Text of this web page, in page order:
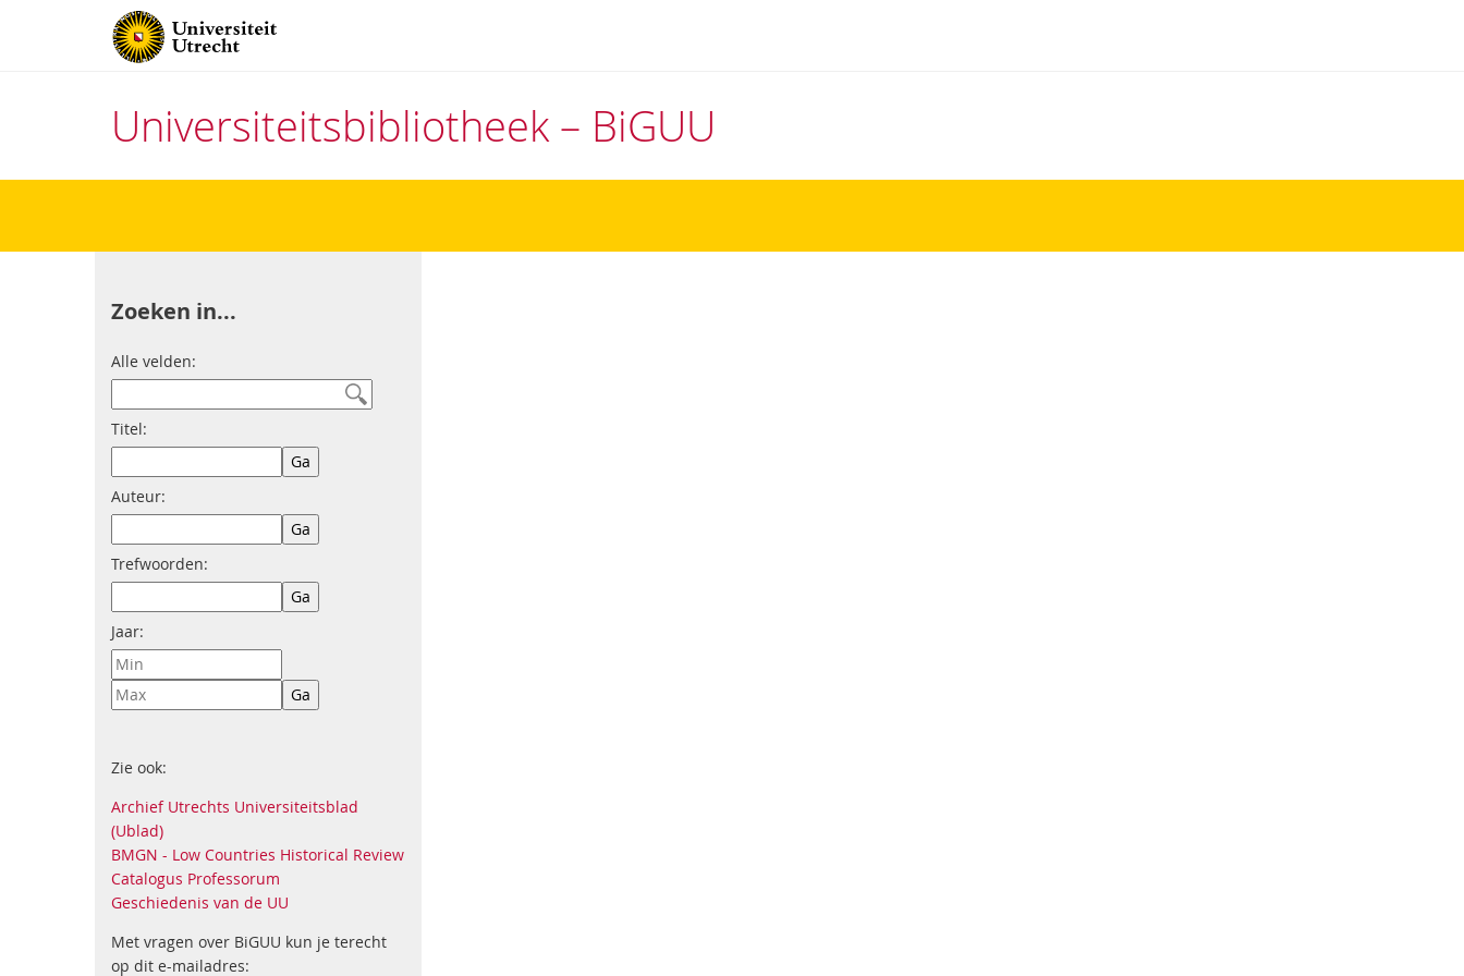
Universiteitsbibliotheek – BiGUU
Zoeken in...
Alle velden:
Titel:
Auteur:
Trefwoorden:
Jaar:
Zie ook:
Archief Utrechts Universiteitsblad
(Ublad)
BMGN - Low Countries Historical Review
Catalogus Professorum
Geschiedenis van de UU
Met vragen over BiGUU kun je terecht
op dit e-mailadres: